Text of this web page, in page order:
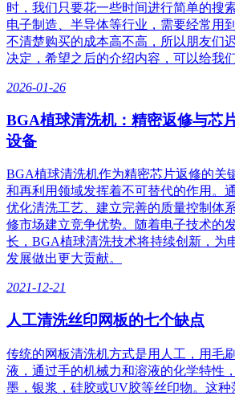
时，我们只要花一些时间进行简单的搜
电子制造、半导体等行业，需要经常用
不清楚购买的成本高不高，所以朋友们
决定，希望之后的介绍内容，可以给我
2026-01-26
BGA植球清洗机：精密返修与芯
设备
BGA植球清洗机作为精密芯片返修的关
和再利用领域发挥着不可替代的作用。
优化清洗工艺、建立完善的质量控制体
修市场建立竞争优势。随着电子技术的
长，BGA植球清洗技术将持续创新，为
发展做出更大贡献。
2021-12-21
人工清洗丝印网板的七个缺点
传统的网板清洗机方式是用人工，用毛
液，通过手的机械力和溶液的化学特性
墨，银浆，硅胶或UV胶等丝印物。这